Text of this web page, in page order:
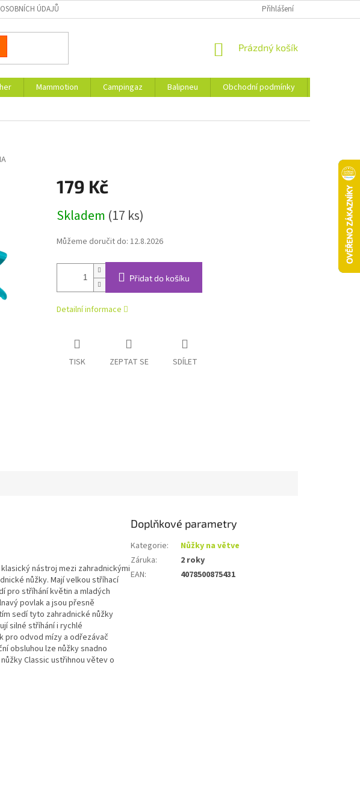
ÚDAJŮ Přihlášení
NÁKUPNÍ
Prázdný košík
Mammotion Campingaz Balipneu Obchodní podmínky
179 Kč
cena:
Skladem (17 ks)
Můžeme doručit do: 12.8.2026
Přidat do košíku
Detailní informace
TISK ZEPTAT SE SDÍLET
nástroj mezi zahradnickými
nůžky. Mají velkou stříhací
pro stříhání květin a mladých
povlak a jsou přesně
sedí tyto zahradnické nůžky
silné stříhání i rychlé
pro odvod mízy a odřezávač
obsluhou lze nůžky snadno
Classic ustřihnou větev o
Doplňkové parametry
Kategorie:
Nůžky na větve
Záruka:
2 roky
EAN: 4078500875431